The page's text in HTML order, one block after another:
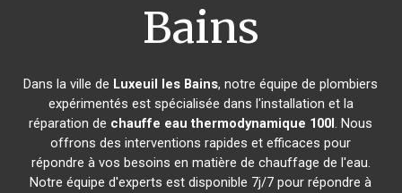
Bains
Dans la ville de Luxeuil les Bains, notre équipe de plombiers
expérimentés est spécialisée dans l'installation et la
réparation de chauffe eau thermodynamique 100l. Nous
offrons des interventions rapides et efficaces pour
répondre à vos besoins en matière de chauffage de l'eau.
Notre équipe d'experts est disponible 7j/7 pour répondre à